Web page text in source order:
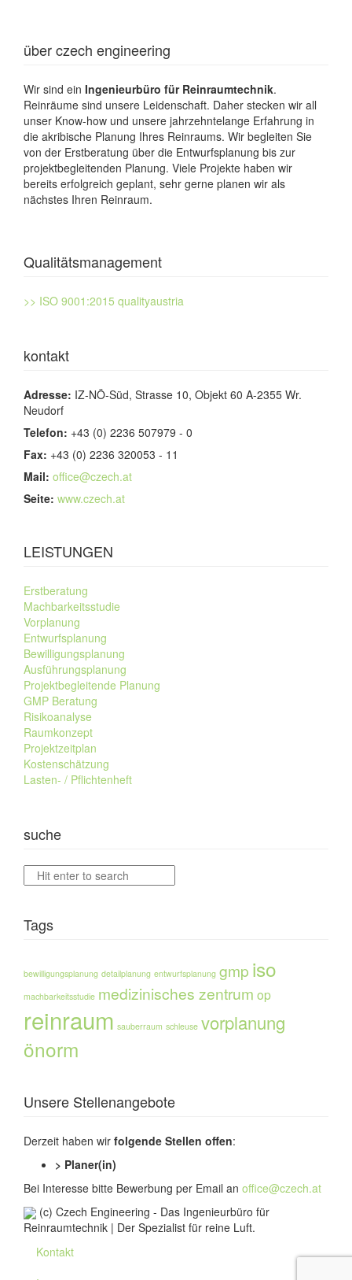
über czech engineering
Wir sind ein Ingenieurbüro für Reinraumtechnik.
Reinräume sind unsere Leidenschaft. Daher stecken wir all
unser Know-how und unsere jahrzehntelange Erfahrung in
die akribische Planung Ihres Reinraums. Wir begleiten Sie
von der Erstberatung über die Entwurfsplanung bis zur
projektbegleitenden Planung. Viele Projekte haben wir
bereits erfolgreich geplant, sehr gerne planen wir als
nächstes Ihren Reinraum.
Qualitätsmanagement
>> ISO 9001:2015 qualityaustria
kontakt
Adresse: IZ-NÖ-Süd, Strasse 10, Objekt 60 A-2355 Wr.
Neudorf
Telefon: +43 (0) 2236 507979 - 0
Fax: +43 (0) 2236 320053 - 11
Mail: office@czech.at
Seite: www.czech.at
LEISTUNGEN
Erstberatung
Machbarkeitsstudie
Vorplanung
Entwurfsplanung
Bewilligungsplanung
Ausführungsplanung
Projektbegleitende Planung
GMP Beratung
Risikoanalyse
Raumkonzept
Projektzeitplan
Kostenschätzung
Lasten- / Pflichtenheft
suche
Tags
bewilligungsplanung detailplanung entwurfsplanung gmp iso
machbarkeitsstudie medizinisches zentrum op
reinraum sauberraum schleuse vorplanung
önorm
Unsere Stellenangebote
Derzeit haben wir folgende Stellen offen:
> Planer(in)
Bei Interesse bitte Bewerbung per Email an office@czech.at
(c) Czech Engineering - Das Ingenieurbüro für
Reinraumtechnik | Der Spezialist für reine Luft.
Kontakt